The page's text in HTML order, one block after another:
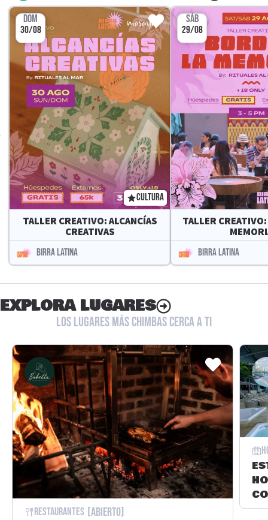
TALLER CREATIVO: ALCANCÍAS
CREATIVAS
BIRRA LATINA
DOM
30/08
CULTURA
TALLER
BIRRA LATINA
SÁB
29/08
EXPLORA LUGARES
LOS LUGARES MÁS CHIMBAS CERCA A TI
Restaurantes [Abierto]